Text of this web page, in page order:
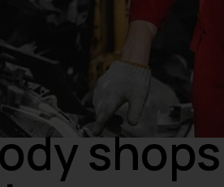
REPAIRS